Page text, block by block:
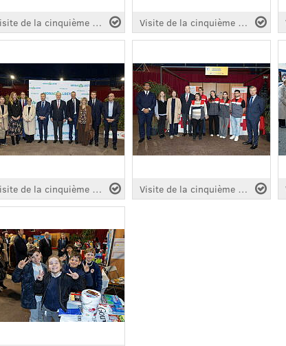
Visite de la cinquième édition " Monacollecte " 2026 Visite de la cinquième édition " Monacollecte " 2026
Visite de la cinquième édition " Monacollecte " 2026 Visite de la cinquième édition " Monacollecte " 2026